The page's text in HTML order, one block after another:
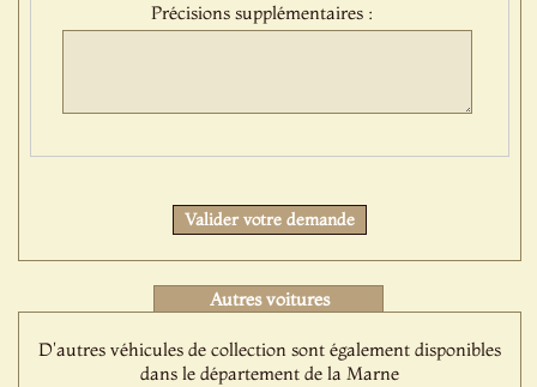
Précisions supplémentaires :
Valider votre demande
Autres voitures
D'autres véhicules de collection sont également disponibles
dans le département de la Marne